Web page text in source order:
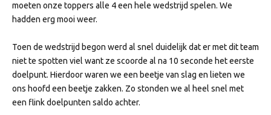
moeten onze toppers alle 4 een hele wedstrijd spelen. We
hadden erg mooi weer.
Toen de wedstrijd begon werd al snel duidelijk dat er met dit team
niet te spotten viel want ze scoorde al na 10 seconde het eerste
doelpunt. Hierdoor waren we een beetje van slag en lieten we
ons hoofd een beetje zakken. Zo stonden we al heel snel met
een flink doelpunten saldo achter.